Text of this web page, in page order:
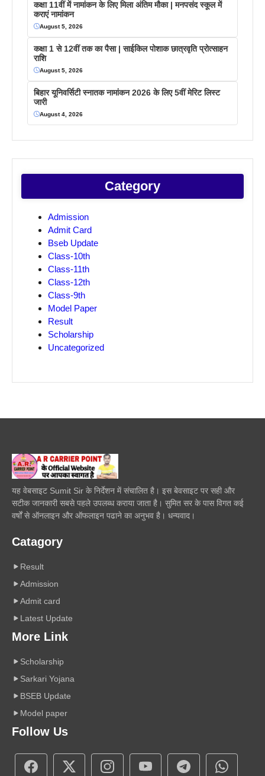
कक्षा 11वीं में नामांकन के लिए मिला अंतिम मौका | मनपसंद स्कूल में
कराएं नामांकन
August 5, 2026
कक्षा 1 से 12वीं तक का पैसा | साईकिल पोशाक छात्रवृति प्रोत्साहन
राशि
August 5, 2026
बिहार यूनिवर्सिटी स्नातक नामांकन 2026 के लिए 5वीं मेरिट लिस्ट
जारी
August 4, 2026
Category
Admission
Admit Card
Bseb Update
Class-10th
Class-11th
Class-12th
Class-9th
Model Paper
Result
Scholarship
Uncategorized
यह वेबसाइट Sumit Sir के निर्देशन में संचालित है। इस बेवसाइट पर सही और
सटीक जानकारी सबसे पहले उपलब्ध कराया जाता है। सुमित सर के पास विगत कई
वर्षों से ऑनलाइन और ऑफलाइन पढाने का अनुभव है। धन्यवाद।
Catagory
Result
Admission
Admit card
Latest Update
More Link
Scholarship
Sarkari Yojana
BSEB Update
Model paper
Follow Us